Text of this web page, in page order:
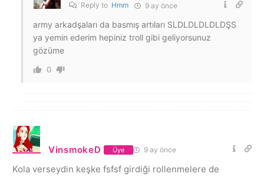
Reply to Hmm 9 ay önce
army arkadşaları da basmış artıları SLDLDLDLDLDŞS
ya yemin ederim hepiniz troll gibi geliyorsunuz
gözüme
0
VinsmokeD Üye 9 ay önce
Kola verseydin keşke fsfsf girdiği rollenmelere de